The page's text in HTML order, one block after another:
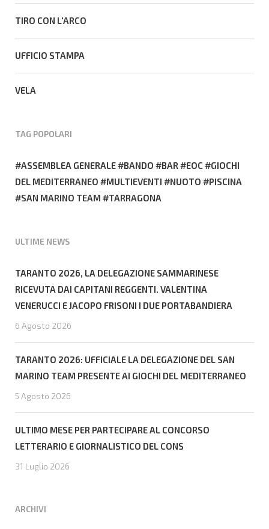
TIRO CON L'ARCO
UFFICIO STAMPA
VELA
TAG POPOLARI
ASSEMBLEA GENERALE BANDO BAR EOC
GIOCHI
DEL MEDITERRANEO
MULTIEVENTI NUOTO
PISCINA
SAN MARINO TEAM
TARRAGONA
ULTIME NEWS
TARANTO 2026, LA DELEGAZIONE SAMMARINESE
RICEVUTA DAI CAPITANI REGGENTI. VALENTINA
VENERUCCI E JACOPO FRISONI I DUE PORTABANDIERA
6 Agosto 2026
TARANTO 2026: UFFICIALE LA DELEGAZIONE DEL SAN
MARINO TEAM PRESENTE AI GIOCHI DEL MEDITERRANEO
5 Agosto 2026
ULTIMO MESE PER PARTECIPARE AL CONCORSO
LETTERARIO E GIORNALISTICO DEL CONS
31 Luglio 2026
ARCHIVI